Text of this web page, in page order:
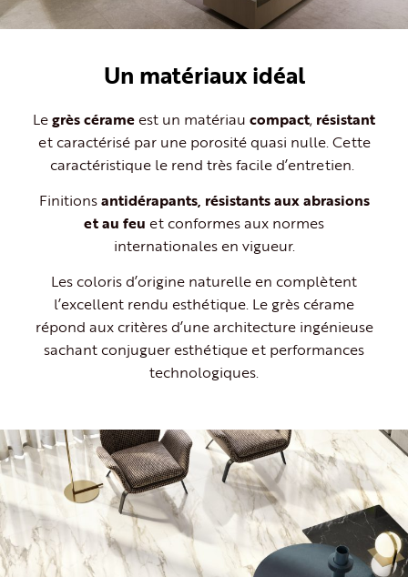
Un matériaux idéal
Legrès cérame est un matériau compact, résistant
et caractérisé par une porosité quasi nulle. Cette
caractéristique le rend très facile d’entretien.
Finitionsantidérapants, résistants aux abrasions
et au feu et conformes aux normes
internationales en vigueur.
Les coloris d’origine naturelle en complètent
l’excellent rendu esthétique. Le grès cérame
répond aux critères d’une architecture ingénieuse
sachant conjuguer esthétique et performances
technologiques.